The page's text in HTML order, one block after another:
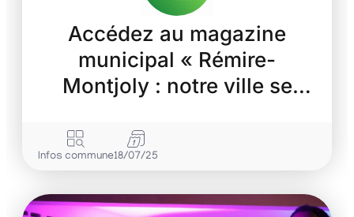
Accédez au magazine
municipal « Rémire-
Montjoly : notre ville se
Infos commune18/07/25